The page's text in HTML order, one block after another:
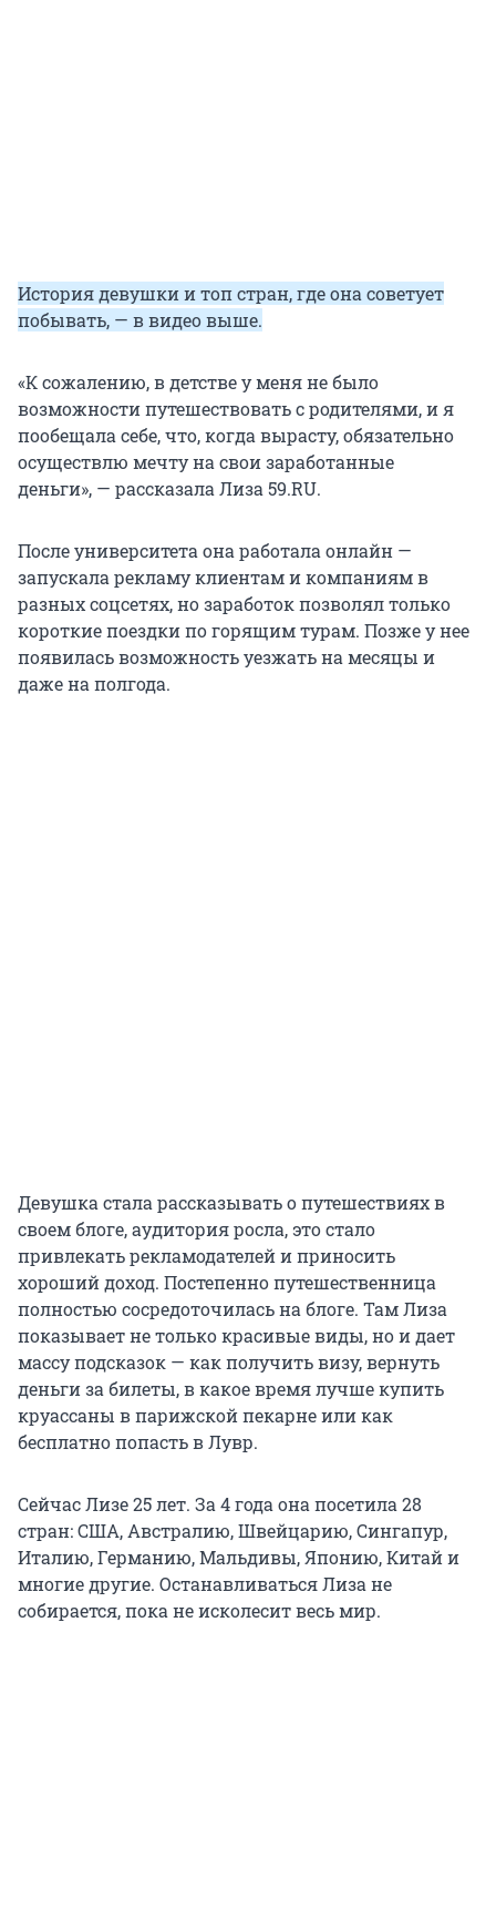
История девушки и топ стран, где она советует
побывать, — в видео выше.
«К сожалению, в детстве у меня не было
возможности путешествовать с родителями, и я
пообещала себе, что, когда вырасту, обязательно
осуществлю мечту на свои заработанные
деньги», — рассказала Лиза 59.RU.
После университета она работала онлайн —
запускала рекламу клиентам и компаниям в
разных соцсетях, но заработок позволял только
короткие поездки по горящим турам. Позже у нее
появилась возможность уезжать на месяцы и
даже на полгода.
Девушка стала рассказывать о путешествиях в
своем блоге, аудитория росла, это стало
привлекать рекламодателей и приносить
хороший доход. Постепенно путешественница
полностью сосредоточилась на блоге. Там Лиза
показывает не только красивые виды, но и дает
массу подсказок — как получить визу, вернуть
деньги за билеты, в какое время лучше купить
круассаны в парижской пекарне или как
бесплатно попасть в Лувр.
Сейчас Лизе 25 лет. За 4 года она посетила 28
стран: США, Австралию, Швейцарию, Сингапур,
Италию, Германию, Мальдивы, Японию, Китай и
многие другие. Останавливаться Лиза не
собирается, пока не исколесит весь мир.